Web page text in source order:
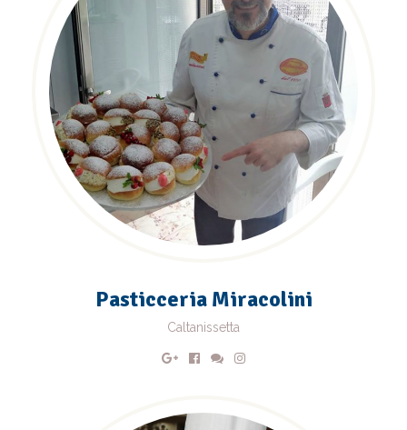
Pasticceria Miracolini
Caltanissetta